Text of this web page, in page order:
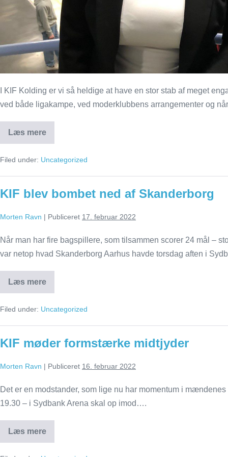
I KIF Kolding er vi så heldige at have en stor stab af meget
ved både ligakampe, ved moderklubbens arrangementer og
Læs mere
Frivillig
i
Kolding:
Pedersen
Ole
Blem
Filed under: Uncategorized
KIF blev bombet ned af Skanderborg
Morten Ravn | Publiceret 17. februar 2022
Når man har fire bagspillere, som tilsammen scorer 24 mål –
var netop hvad Skanderborg Aarhus havde torsdag aften i
Læs mere
KIF
blev
ned
Skanderborg
Filed under: Uncategorized
KIF møder formstærke midtjyder
Morten Ravn | Publiceret 16. februar 2022
Det er en modstander, som lige nu har momentum i
19.30 – i Sydbank Arena skal op imod….
Læs mere
KIF
møder